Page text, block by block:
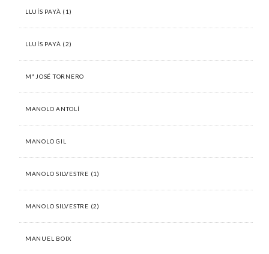
LLUÍS PAYÀ (1)
LLUÍS PAYÀ (2)
Mª JOSÉ TORNERO
MANOLO ANTOLÍ
MANOLO GIL
MANOLO SILVESTRE (1)
MANOLO SILVESTRE (2)
MANUEL BOIX